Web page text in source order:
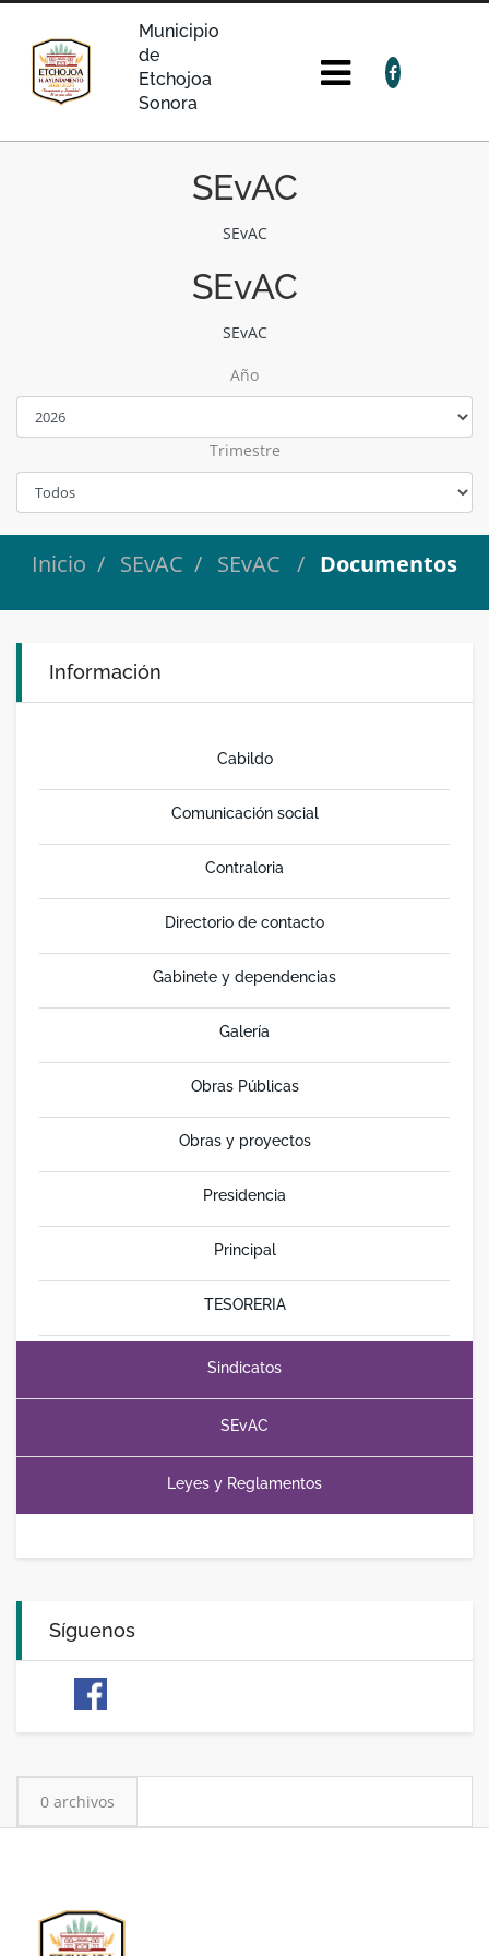
Municipio
de
Etchojoa
Sonora
SEvAC
SEvAC
SEvAC
SEvAC
Año
Trimestre
Inicio SEvAC SEvAC Documentos
Información
Cabildo
Comunicación social
Contraloria
Directorio de contacto
Gabinete y dependencias
Galería
Obras Públicas
Obras y proyectos
Presidencia
Principal
TESORERIA
Sindicatos
SEvAC
Leyes y Reglamentos
Síguenos
0 archivos